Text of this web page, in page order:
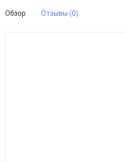
Обзор Отзывы (0)